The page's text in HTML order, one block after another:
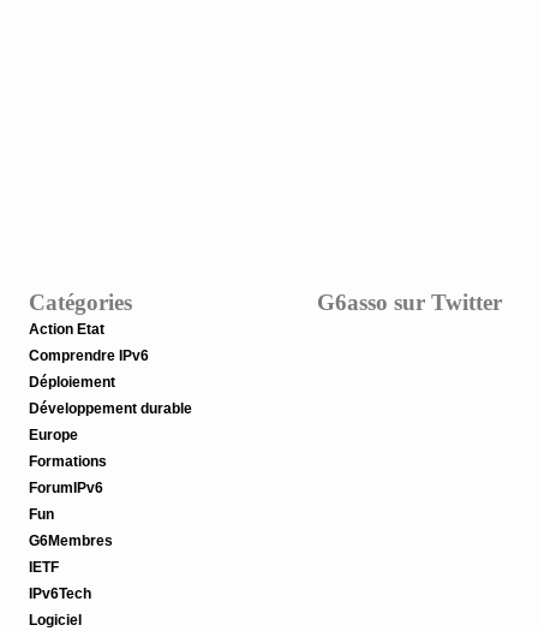
Catégories
Action Etat
Comprendre IPv6
Déploiement
Développement durable
Europe
Formations
ForumIPv6
Fun
G6Membres
IETF
IPv6Tech
Logiciel
G6asso sur Twitter